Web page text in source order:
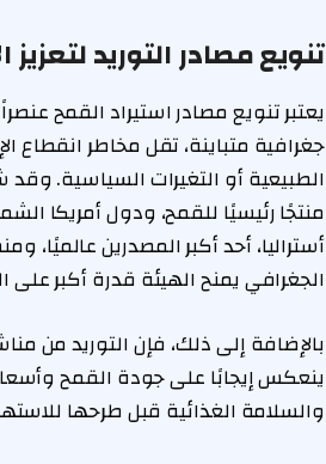
تنويع مصادر التوريد لتعزيز
يعتبر تنويع مصادر استيراد القمح
جغرافية متباينة، تقل مخاطر
الطبيعية أو التغيرات السياسية.
منتجًا رئيسيًا للقمح، ودول أمريكا
أستراليا، أحد أكبر المصدرين
الجغرافي يمنح الهيئة قدرة أكبر
بالإضافة إلى ذلك، فإن التوريد من
ينعكس إيجابًا على جودة القمح
والسلامة الغذائية قبل طرحها